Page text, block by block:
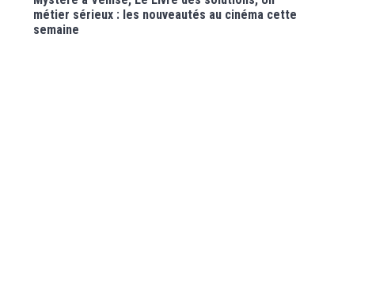
métier sérieux : les nouveautés au cinéma cette
semaine